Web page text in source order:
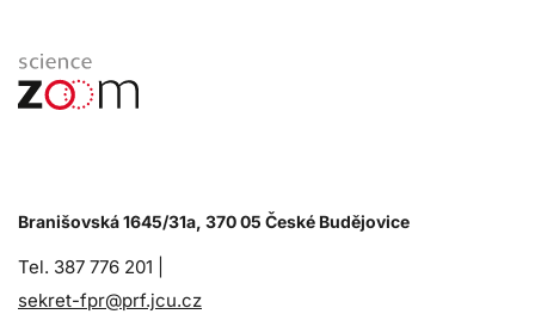
Branišovská 1645/31a, 370 05 České Budějovice
Tel. 387 776 201 |
sekret-fpr@prf.jcu.cz